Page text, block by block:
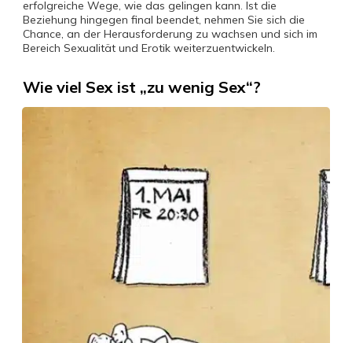
erfolgreiche Wege, wie das gelingen kann. Ist die
Beziehung hingegen final beendet, nehmen Sie sich die
Chance, an der Herausforderung zu wachsen und sich im
Bereich Sexualität und Erotik weiterzuentwickeln.
Wie viel Sex ist „zu wenig Sex“?